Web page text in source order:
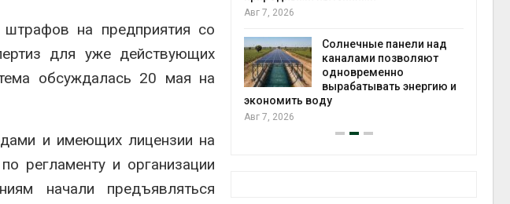
штрафов на предприятия со
для уже действующих
обсуждалась 20 мая на
и имеющих лицензии на
регламенту и организации
начали предъявляться
Нижнего Новгорода
Авг 7, 2026
Солнечные панели над
каналами позволяют
одновременно
вырабатывать энергию и
экономить воду
Авг 7, 2026